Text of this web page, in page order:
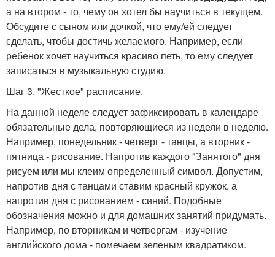
а на втором - то, чему он хотел бы научиться в текущем.
Обсудите с сыном или дочкой, что ему/ей следует
сделать, чтобы достичь желаемого. Например, если
ребенок хочет научиться красиво петь, то ему следует
записаться в музыкальную студию.
Шаг 3. "Жесткое" расписание.
На данной неделе следует зафиксировать в календаре
обязательные дела, повторяющиеся из недели в неделю.
Например, понедельник - четверг - танцы, а вторник -
пятница - рисование. Напротив каждого "Занятого" дня
рисуем или мы клеим определенный символ. Допустим,
напротив дня с танцами ставим красный кружок, а
напротив дня с рисованием - синий. Подобные
обозначения можно и для домашних занятий придумать.
Например, по вторникам и четвергам - изучение
английского дома - помечаем зеленым квадратиком.